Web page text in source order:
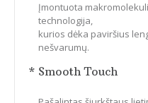
Įmontuota
technologija,
kurios dėka paviršius
nešvarumų.
* Smooth Touch